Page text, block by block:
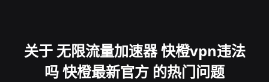
关于 无限流量加速器 快橙vpn违法
吗 快橙最新官方 的热门问题